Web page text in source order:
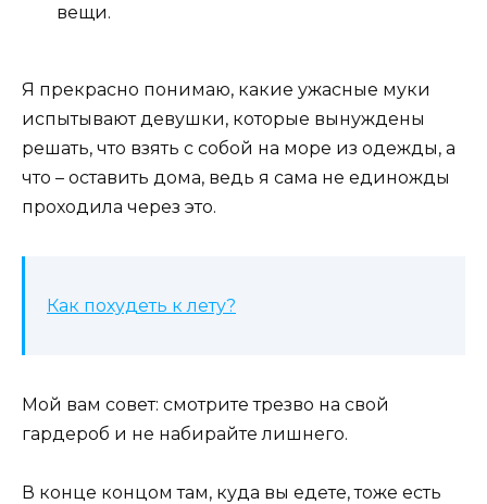
вещи.
Я прекрасно понимаю, какие ужасные муки
испытывают девушки, которые вынуждены
решать, что взять с собой на море из одежды, а
что – оставить дома, ведь я сама не единожды
проходила через это.
Как похудеть к лету?
Мой вам совет: смотрите трезво на свой
гардероб и не набирайте лишнего.
В конце концом там, куда вы едете, тоже есть